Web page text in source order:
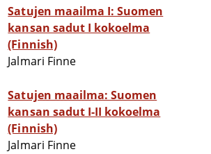
Satujen maailma I: Suomen
kansan sadut I kokoelma
(Finnish)
Jalmari Finne
Satujen maailma: Suomen
kansan sadut I-II kokoelma
(Finnish)
Jalmari Finne